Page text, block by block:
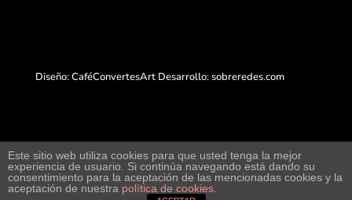
Diseño: CaféConvertesArt Desarrollo:sobreredes.com
Web de arte y exposición virtual junto a compra-
arte.cafeconvertes.com y su portal de artistas.
Este sitio web utiliza cookies para que usted tenga la mejor
experiencia de usuario. Si continúa navegando está dando su
consentimiento para la aceptación de las mencionadas cookies y la
aceptación de nuestra política de cookies